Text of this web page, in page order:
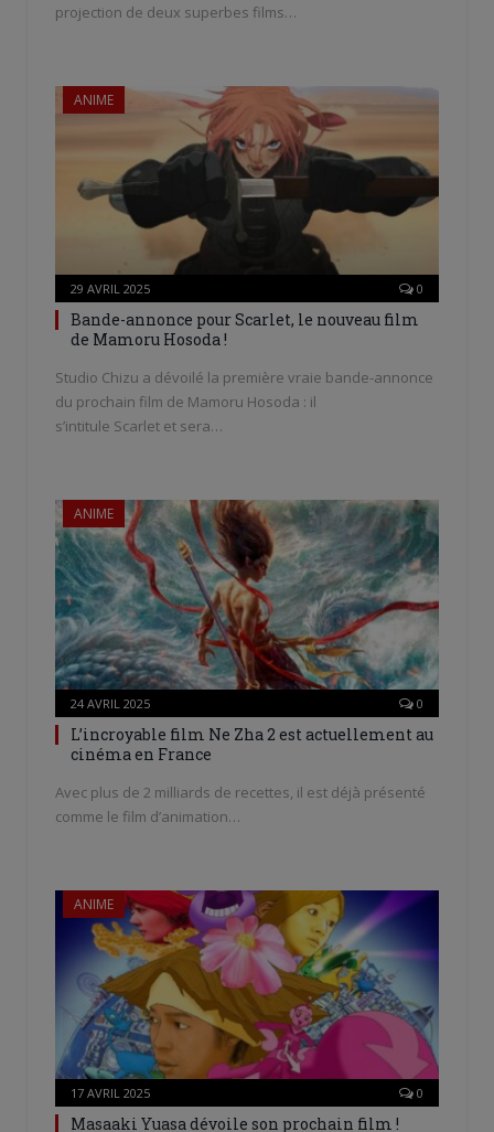
projection de deux superbes films…
ANIME
29 AVRIL 2025 0
Bande-annonce pour Scarlet, le nouveau film
de Mamoru Hosoda !
Studio Chizu a dévoilé la première vraie bande-annonce
du prochain film de Mamoru Hosoda : il
s’intitule Scarlet et sera…
ANIME
24 AVRIL 2025 0
L’incroyable film Ne Zha 2 est actuellement au
cinéma en France
Avec plus de 2 milliards de recettes, il est déjà présenté
comme le film d’animation…
ANIME
17 AVRIL 2025 0
Masaaki Yuasa dévoile son prochain film !